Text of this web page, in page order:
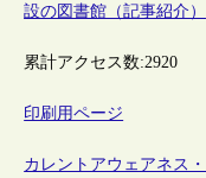
設の図書館（記事紹介）
累計アクセス数:2920
印刷用ページ
カレントアウェアネス